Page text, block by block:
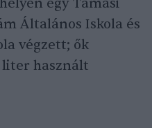
egy Tamási
Általános Iskola és
végzett; ők
liter használt